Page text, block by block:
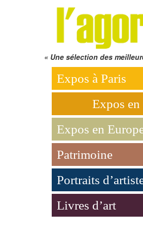
« Une sélection des
Expos à Paris
Expos en
Expos en
Patrimoine
Portraits
Livres d’art